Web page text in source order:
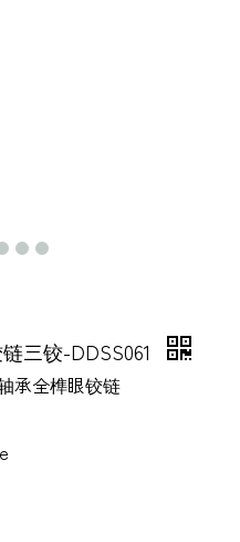
三铰-DDSS061
承全榫眼铰链